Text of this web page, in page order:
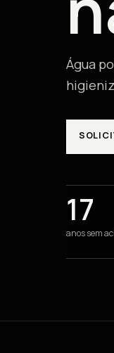
Água
17
anos sem